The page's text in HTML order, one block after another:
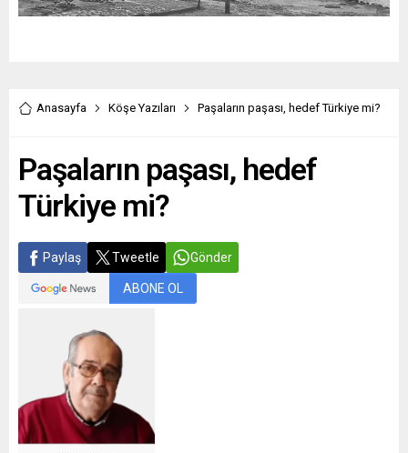
Anasayfa Köşe Yazıları Paşaların paşası, hedef Türkiye mi?
Paşaların paşası, hedef
Türkiye mi?
Paylaş Tweetle Gönder
ABONE OL